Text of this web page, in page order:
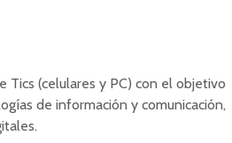
Tics (celulares y PC) con el objetivo
de información y comunicación,